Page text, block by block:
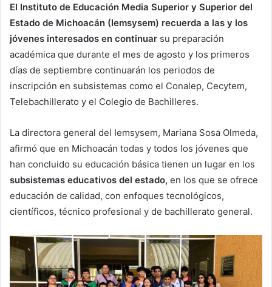
El Instituto de Educación Media Superior y Superior del
Estado de Michoacán (Iemsysem) recuerda a las y los
jóvenes interesados en continuar su preparación
académica que durante el mes de agosto y los primeros
días de septiembre continuarán los periodos de
inscripción en subsistemas como el Conalep, Cecytem,
Telebachillerato y el Colegio de Bachilleres.
La directora general del Iemsysem, Mariana Sosa Olmeda,
afirmó que en Michoacán todas y todos los jóvenes que
han concluido su educación básica tienen un lugar en los
subsistemas educativos del estado, en los que se ofrece
educación de calidad, con enfoques tecnológicos,
científicos, técnico profesional y de bachillerato general.